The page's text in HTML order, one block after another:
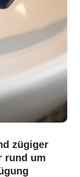
zügiger
rund um